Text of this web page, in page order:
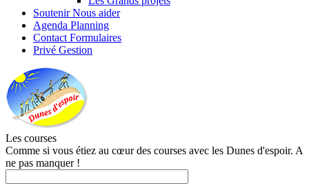
Soutenir Nous aider
Agenda Planning
Contact Formulaires
Privé Gestion
Les courses
Comme si vous étiez au cœur des courses avec les Dunes d'espoir. A
ne pas manquer !